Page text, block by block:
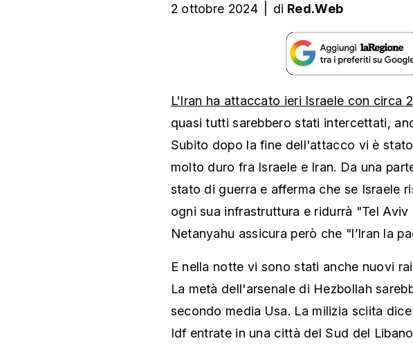
2 ottobre 2024 di Red.Web
L'Iran ha attaccato ieri Israele con circa
quasi tutti sarebbero stati intercettati,
Subito dopo la fine dell'attacco vi è
molto duro fra Israele e Iran. Da una
stato di guerra e afferma che se Israele
ogni sua infrastruttura e ridurrà "Tel
Netanyahu assicura però che "l’Iran la
E nella notte vi sono stati anche nuovi
La metà dell'arsenale di Hezbollah
secondo media Usa. La milizia sciita
Idf entrate in una città del Sud del